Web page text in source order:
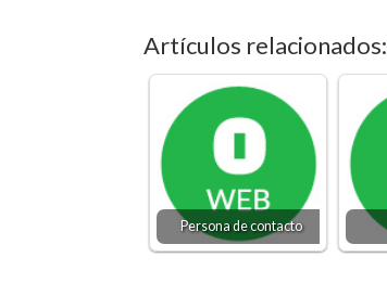
Artículos relacionados:
Persona de contacto